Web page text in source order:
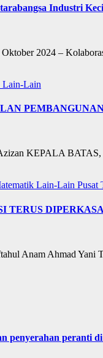
Industri
2024 –
Lain-Lain
KEPALA BATAS,
Lain-Lain Pusat
Anam Ahmad
penyerahan peranti di